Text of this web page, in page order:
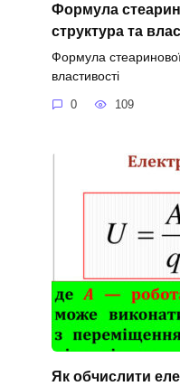
Формула
структура та
Формула
властивості
0 109
Як обчислити